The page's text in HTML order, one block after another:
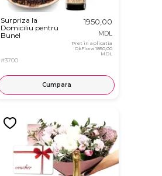
Surpriza la
Domiciliu pentru
Bunel
#3700
1950,00
MDL
Pret in aplicatia
OkFlora1850,00
MDL
Cumpara